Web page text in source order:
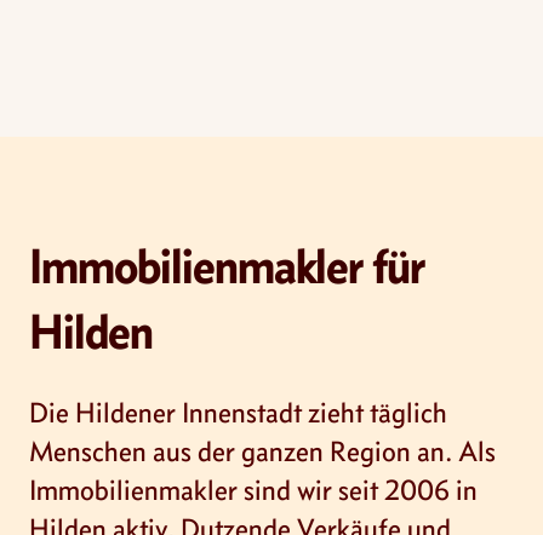
Immobilienmakler für
Hilden
Die Hildener Innenstadt zieht täglich
Menschen aus der ganzen Region an. Als
Immobilienmakler sind wir seit 2006 in
Hilden aktiv. Dutzende Verkäufe und